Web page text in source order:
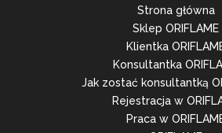
Strona główna
Sklep ORIFLAME
Klientka
Konsultantka
Jak zostać konsultantką
Rejestracja w
Praca w